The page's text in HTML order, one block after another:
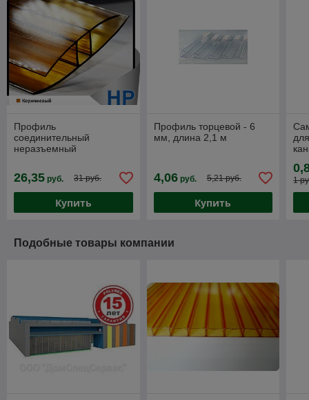
Профиль
соединительный
неразъемный
цветной - 6 мм, длина 6 м
26,35 руб. 31 руб.
Купить
Профиль торцевой - 6
мм, длина 2,1 м
4,06руб. 5,21 руб.
Купить
1
Подобные товары компании